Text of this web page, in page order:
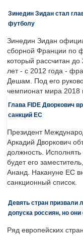
Зинедин Зидан стал
футболу
Зинедин Зидан
сборной Франции по
который рассчитан
лет - с 2012 года -
Дешам. Под его
чемпионат мира 2018
Глава FIDE Дворкович
санкций ЕС
Президент
Аркадий Дворкович
должность. Исполнять
будет его
Ананд. Накануне ЕС
санкционный список.
Девять стран призвали
допуска россиян, но
Ряд европейских